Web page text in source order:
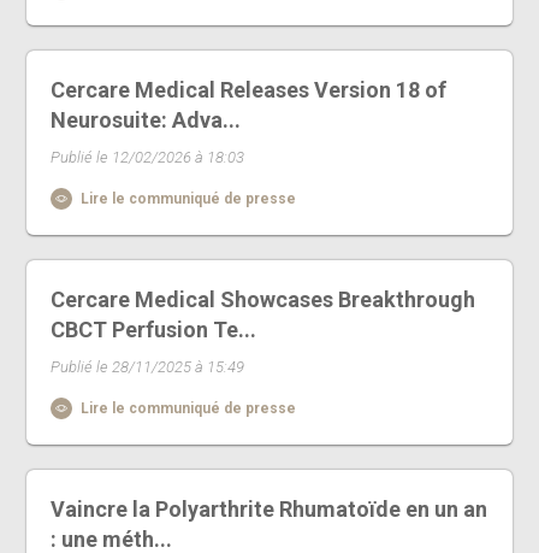
Cercare Medical Releases Version 18 of
Neurosuite: Adva...
Publié le 12/02/2026 à 18:03
Lire le communiqué de presse
Cercare Medical Showcases Breakthrough
CBCT Perfusion Te...
Publié le 28/11/2025 à 15:49
Lire le communiqué de presse
Vaincre la Polyarthrite Rhumatoïde en un an
: une méth...